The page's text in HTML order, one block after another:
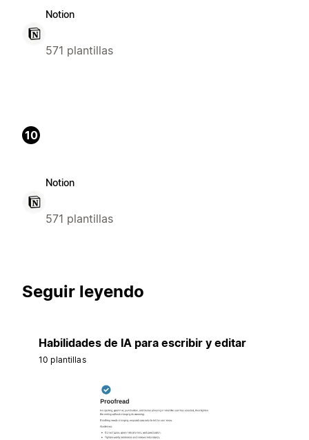
Notion
571 plantillas
10
Notion
571 plantillas
Seguir leyendo
Habilidades de IA para escribir y editar
10 plantillas